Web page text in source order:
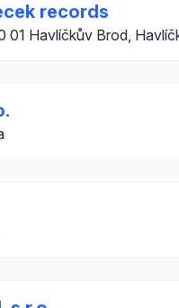
records
01 Havlíčkův Brod,